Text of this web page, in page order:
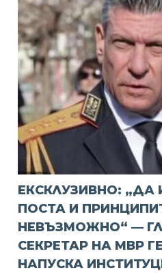
ЕКСКЛУЗИВНО:
ПОСТА И
НЕВЪЗМОЖНО“ —
СЕКРЕТАР НА МВР
НАПУСКА